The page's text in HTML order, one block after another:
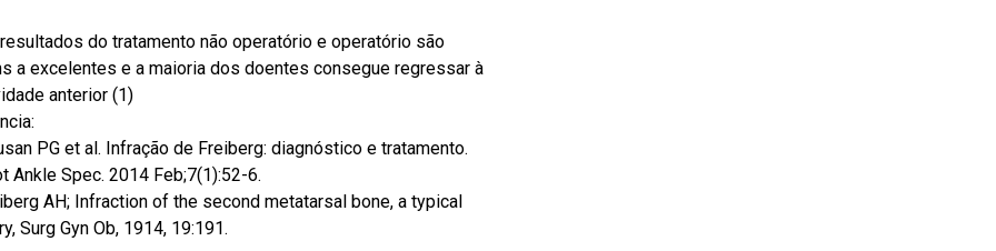
do tratamento não operatório e operatório são
a excelentes e a maioria dos doentes consegue regressar à
anterior (1)
PG et al. Infração de Freiberg: diagnóstico e tratamento.
Ankle Spec. 2014 Feb;7(1):52-6.
AH; Infraction of the second metatarsal bone, a typical
Surg Gyn Ob, 1914, 19:191.